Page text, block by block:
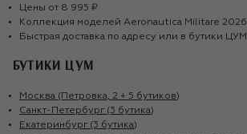
Цены от 8 995 ₽
Коллекция моделей Aeronautica Militare 2026
Быстрая доставка по адресу или в бутики ЦУМ
БУТИКИ ЦУМ
Москва (Петровка, 2 + 5 бутиков)
Санкт-Петербург (3 бутика)
Екатеринбург (3 бутика)